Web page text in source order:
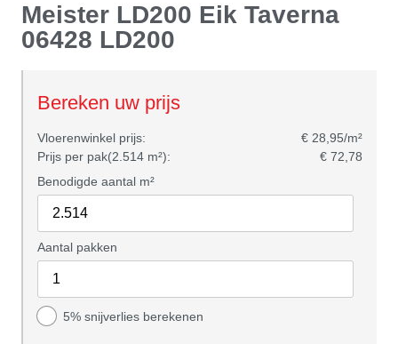
Meister LD200 Eik Taverna
06428 LD200
Bereken uw prijs
Vloerenwinkel prijs:
€ 28,95/m²
Prijs per pak(2.514 m²):
€ 72,78
Benodigde aantal m²
Aantal pakken
5% snijverlies berekenen